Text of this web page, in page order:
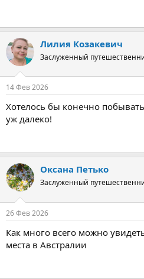
Лилия Козакевич
Заслуженный
14 Фев 2026
Хотелось бы конечно
уж далеко!
Оксана Петько
Заслуженный
26 Фев 2026
Как много всего можно
места в Австралии